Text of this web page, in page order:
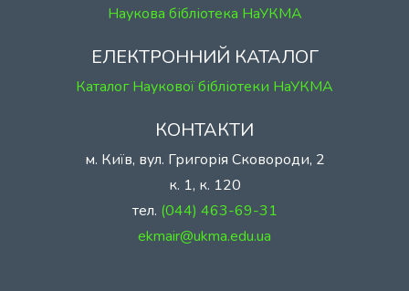
Наукова бібліотека НаУКМА
ЕЛЕКТРОННИЙ КАТАЛОГ
Каталог Наукової бібліотеки НаУКМА
КОНТАКТИ
м. Київ, вул. Григорія Сковороди, 2
к. 1, к. 120
тел. (044) 463-69-31
ekmair@ukma.edu.ua